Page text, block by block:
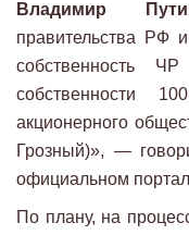
Владимир
правительства РФ
собственность
собственности
акционерного
Грозный)», —
официальном
По плану, на